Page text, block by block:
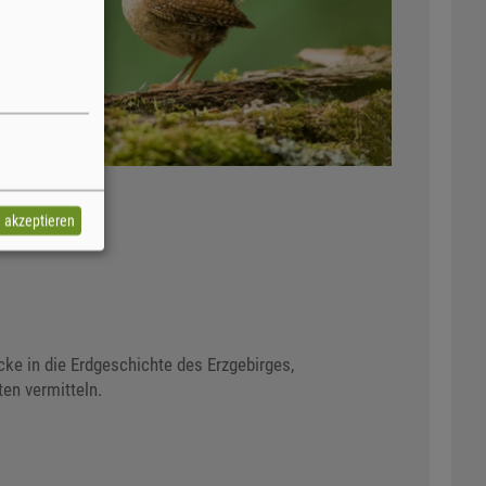
in die Erdgeschichte des Erzgebirges,
vermitteln.
akzeptieren